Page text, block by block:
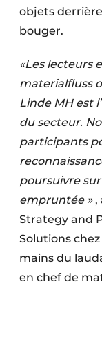
objets
bouger.
«Les lecteurs
materialfluss
Linde MH est
du secteur.
participants
poursuivre
empruntée »,
Strategy and
Solutions
mains du
en chef de